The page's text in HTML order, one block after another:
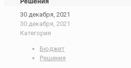
30 декабря, 2021
30 декабря, 2021
Категория
Бюджет
Решения